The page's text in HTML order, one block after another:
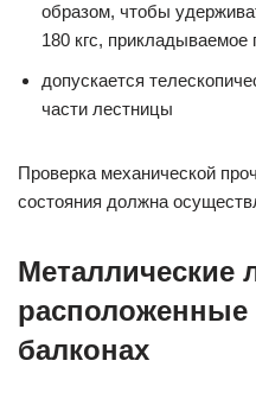
образом, чтобы
180 кгс, прикладываемое
допускается
части лестницы
Проверка механической
состояния должна
Металлические
балконах